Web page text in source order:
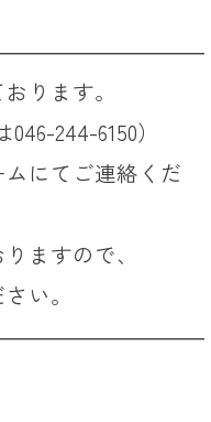
ります。
244-6150）
にてご連絡くだ
ますので、
い。